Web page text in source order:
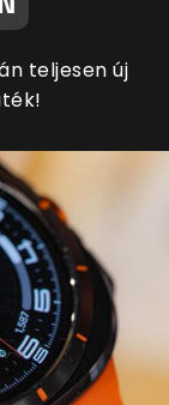
teljesen új